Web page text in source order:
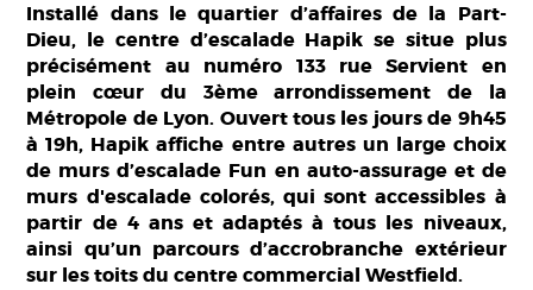
Installé dans le quartier d’affaires de la Part-
Dieu, le centre d’escalade Hapik se situe plus
précisément au numéro 133 rue Servient en
plein cœur du 3ème arrondissement de la
Métropole de Lyon. Ouvert tous les jours de 9h45
à 19h, Hapik affiche entre autres un large choix
de murs d’escalade Fun en auto-assurage et de
murs d'escalade colorés, qui sont accessibles à
partir de 4 ans et adaptés à tous les niveaux,
ainsi qu’un parcours d’accrobranche extérieur
sur les toits du centre commercial Westfield.